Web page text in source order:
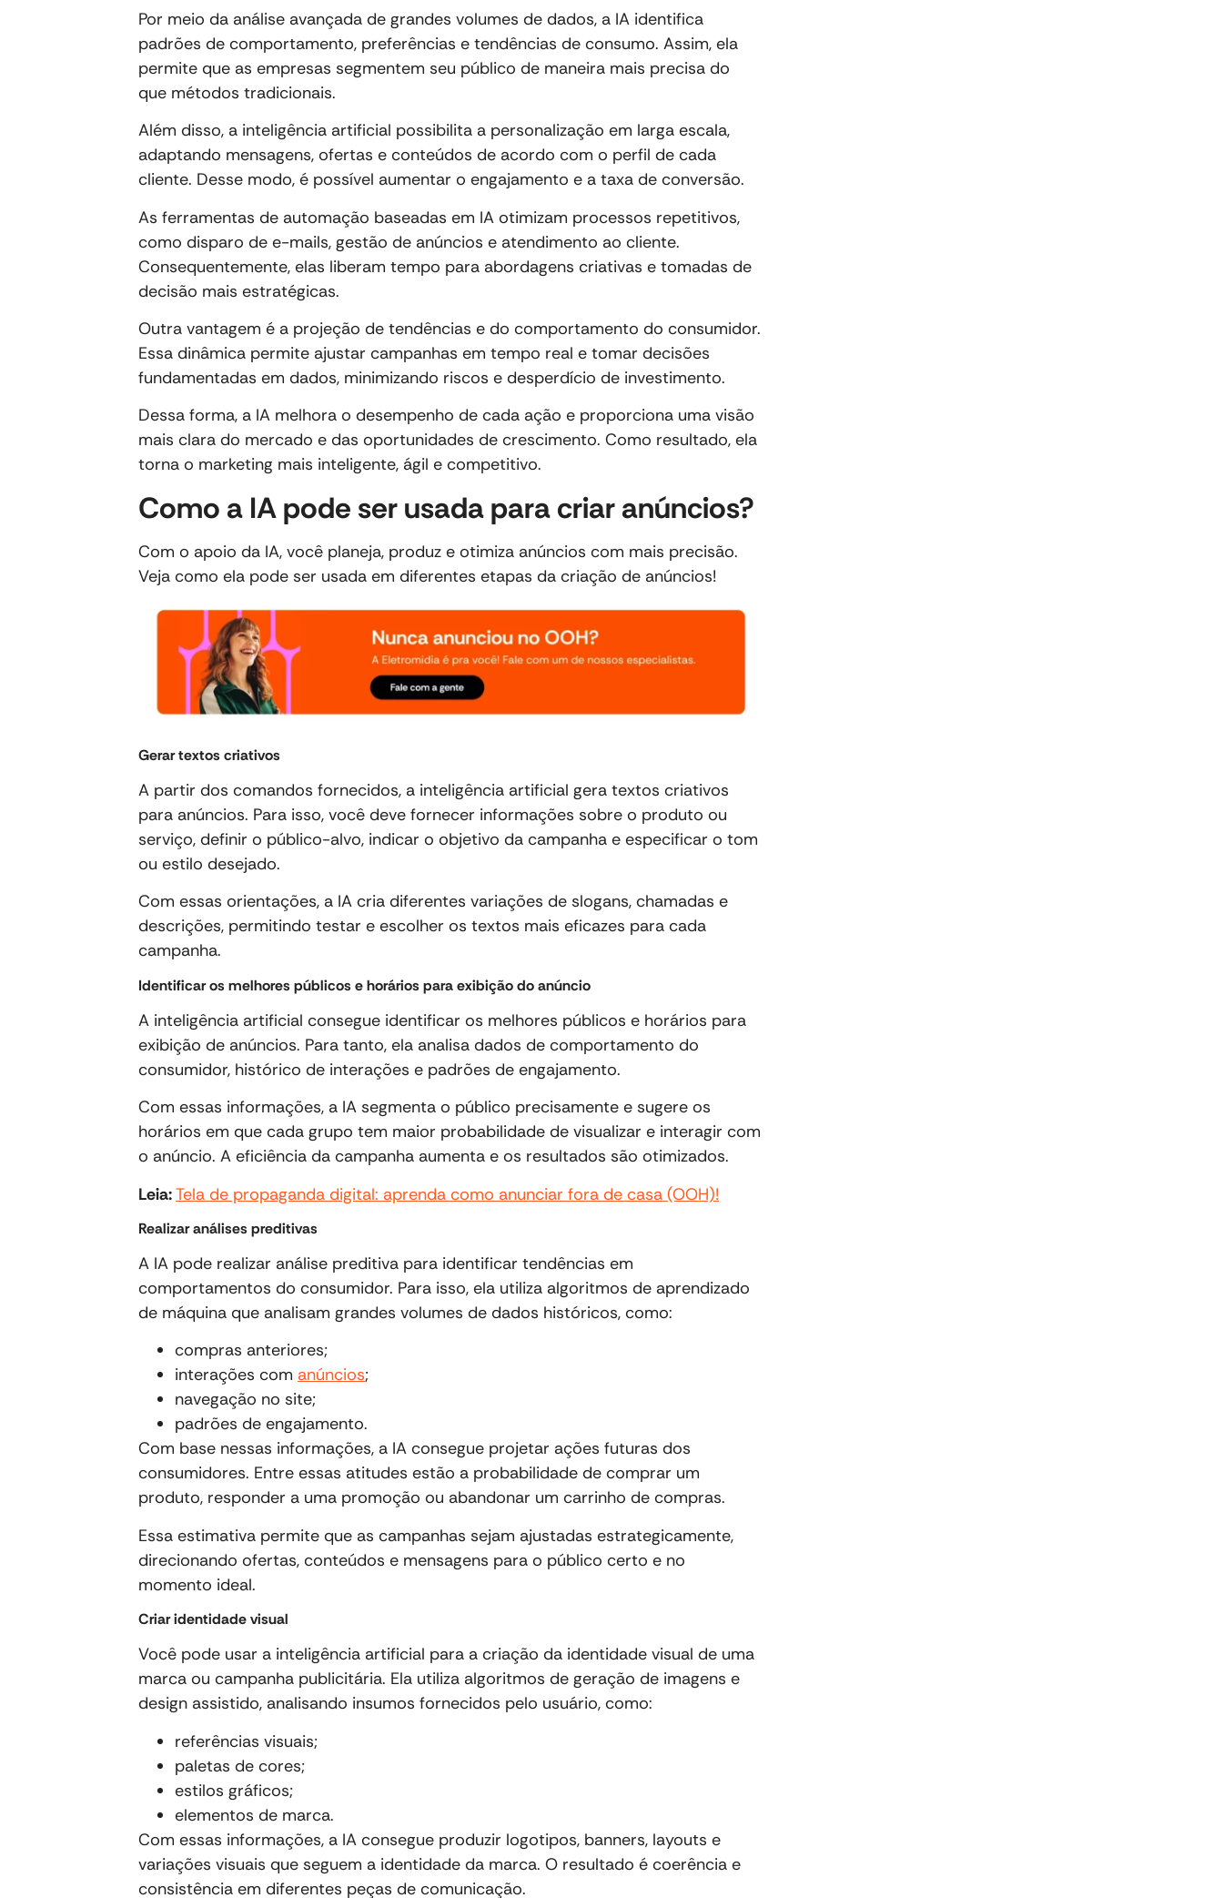
Por meio da análise avançada de grandes volumes de dados, a IA identifica
padrões de comportamento, preferências e tendências de consumo. Assim, ela
permite que as empresas segmentem seu público de maneira mais precisa do
que métodos tradicionais.
Além disso, a inteligência artificial possibilita a personalização em larga escala,
adaptando mensagens, ofertas e conteúdos de acordo com o perfil de cada
cliente. Desse modo, é possível aumentar o engajamento e a taxa de conversão.
As ferramentas de automação baseadas em IA otimizam processos repetitivos,
como disparo de e-mails, gestão de anúncios e atendimento ao cliente.
Consequentemente, elas liberam tempo para abordagens criativas e tomadas de
decisão mais estratégicas.
Outra vantagem é a projeção de tendências e do comportamento do consumidor.
Essa dinâmica permite ajustar campanhas em tempo real e tomar decisões
fundamentadas em dados, minimizando riscos e desperdício de investimento.
Dessa forma, a IA melhora o desempenho de cada ação e proporciona uma visão
mais clara do mercado e das oportunidades de crescimento. Como resultado, ela
torna o marketing mais inteligente, ágil e competitivo.
Como a IA pode ser usada para criar anúncios?
Com o apoio da IA, você planeja, produz e otimiza anúncios com mais precisão.
Veja como ela pode ser usada em diferentes etapas da criação de anúncios!
Gerar textos criativos
A partir dos comandos fornecidos, a inteligência artificial gera textos criativos
para anúncios. Para isso, você deve fornecer informações sobre o produto ou
serviço, definir o público-alvo, indicar o objetivo da campanha e especificar o tom
ou estilo desejado.
Com essas orientações, a IA cria diferentes variações de slogans, chamadas e
descrições, permitindo testar e escolher os textos mais eficazes para cada
campanha.
Identificar os melhores públicos e horários para exibição do anúncio
A inteligência artificial consegue identificar os melhores públicos e horários para
exibição de anúncios. Para tanto, ela analisa dados de comportamento do
consumidor, histórico de interações e padrões de engajamento.
Com essas informações, a IA segmenta o público precisamente e sugere os
horários em que cada grupo tem maior probabilidade de visualizar e interagir com
o anúncio. A eficiência da campanha aumenta e os resultados são otimizados.
Leia:Tela de propaganda digital: aprenda como anunciar fora de casa (OOH)!
Realizar análises preditivas
A IA pode realizar análise preditiva para identificar tendências em
comportamentos do consumidor. Para isso, ela utiliza algoritmos de aprendizado
de máquina que analisam grandes volumes de dados históricos, como:
compras anteriores;
interações com anúncios;
navegação no site;
padrões de engajamento.
Com base nessas informações, a IA consegue projetar ações futuras dos
consumidores. Entre essas atitudes estão a probabilidade de comprar um
produto, responder a uma promoção ou abandonar um carrinho de compras.
Essa estimativa permite que as campanhas sejam ajustadas estrategicamente,
direcionando ofertas, conteúdos e mensagens para o público certo e no
momento ideal.
Criar identidade visual
Você pode usar a inteligência artificial para a criação da identidade visual de uma
marca ou campanha publicitária. Ela utiliza algoritmos de geração de imagens e
design assistido, analisando insumos fornecidos pelo usuário, como:
referências visuais;
paletas de cores;
estilos gráficos;
elementos de marca.
Com essas informações, a IA consegue produzir logotipos, banners, layouts e
variações visuais que seguem a identidade da marca. O resultado é coerência e
consistência em diferentes peças de comunicação.